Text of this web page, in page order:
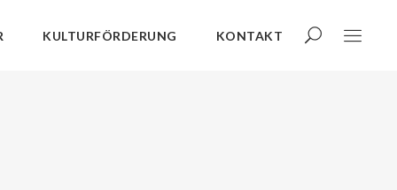
KULTURFÖRDERUNG KONTAKT